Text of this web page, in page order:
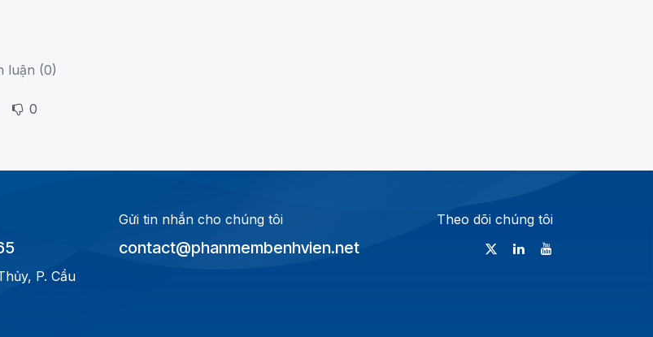
luận (0)
0
P. Cầu
Gửi tin nhắn cho chúng tôi
contact@phanmembenhvien.net
Theo dõi chúng tôi